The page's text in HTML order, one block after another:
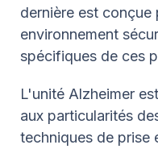
dernière est conçue
environnement
spécifiques de ces
L'unité Alzheimer
aux particularités
techniques de prise